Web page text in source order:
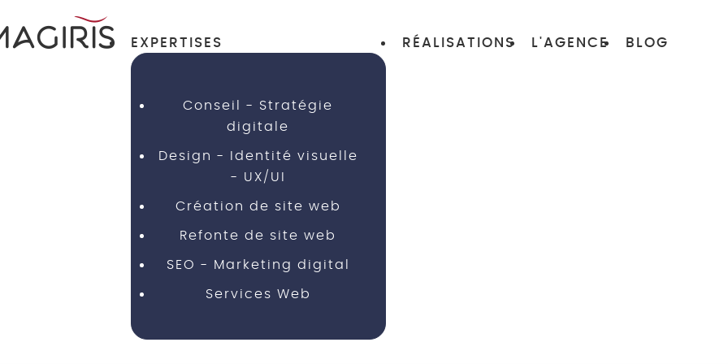
EXPERTISES
Conseil - Stratégie
digitale
Design - Identité visuelle
- UX/UI
Création de site web
Refonte de site web
SEO - Marketing digital
Services Web
RÉALISATIONS L'AGENCE BLOG